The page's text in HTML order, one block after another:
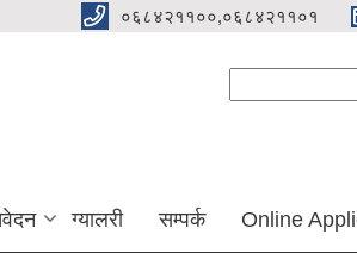
०६८४२११००,०६८४२११०१
ग्यालरी सम्पर्क Online